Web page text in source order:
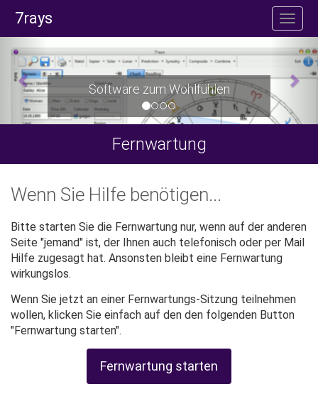
7rays
Software zum Wohlfühlen
Fernwartung
Wenn Sie Hilfe benötigen...
Bitte starten Sie die Fernwartung nur, wenn auf der anderen
Seite "jemand" ist, der Ihnen auch telefonisch oder per Mail
Hilfe zugesagt hat. Ansonsten bleibt eine Fernwartung
wirkungslos.
Wenn Sie jetzt an einer Fernwartungs-Sitzung teilnehmen
wollen, klicken Sie einfach auf den den folgenden Button
"Fernwartung starten".
Fernwartung starten